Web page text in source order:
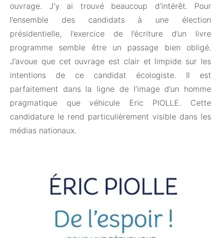
ouvrage. J’y ai trouvé beaucoup d’intérêt. Pour
l’ensemble des candidats à une élection
présidentielle, l’exercice de l’écriture d’un livre
programme semble être un passage bien obligé.
J’avoue que cet ouvrage est clair et limpide sur les
intentions de ce candidat écologiste. Il est
parfaitement dans la ligne de l’image d’un homme
pragmatique que véhicule Eric PIOLLE. Cette
candidature le rend particulièrement visible dans les
médias nationaux.